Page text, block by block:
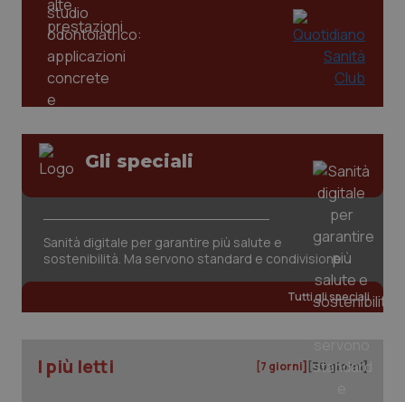
Gli speciali
Sanità digitale per garantire più salute e
sostenibilità. Ma servono standard e condivisione
Tutti gli speciali
I più letti [7 giorni] [30 giorni]
tracking-sites-ironfish-
tracking-enable
www.quotidianosanita.it
tracking-sites-ironfish-
session-id
www.quotidianosanita.it
_ga
Google LLC
.quotidianosanita.it